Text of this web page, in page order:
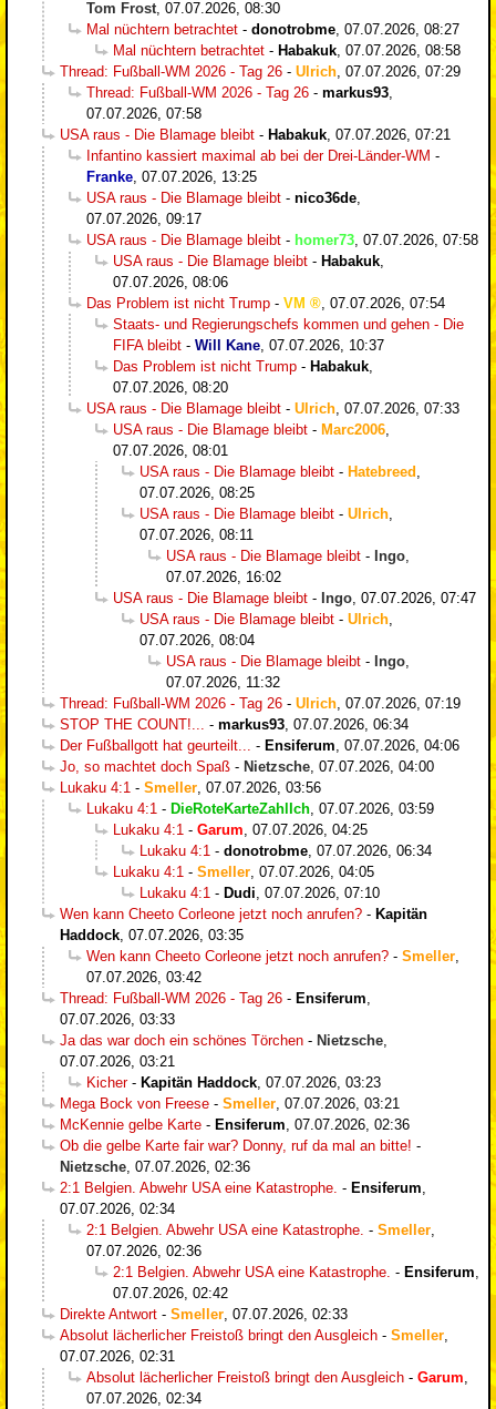
Tom Frost 07.07.2026, 08:30
Mal nüchtern betrachtet - donotrobme 07.07.2026, 08:27
Mal nüchtern betrachtet - Habakuk 07.07.2026, 08:58
Thread: Fußball-WM 2026 - Tag 26 - Ulrich 07.07.2026, 07:29
Thread: Fußball-WM 2026 - Tag 26 - markus93
07.07.2026, 07:58
USA raus - Die Blamage bleibt - Habakuk 07.07.2026, 07:21
Infantino kassiert maximal ab bei der Drei-Länder-WM -
Franke 07.07.2026, 13:25
USA raus - Die Blamage bleibt - nico36de
07.07.2026, 09:17
USA raus - Die Blamage bleibt - homer73 07.07.2026, 07:58
USA raus - Die Blamage bleibt - Habakuk
07.07.2026, 08:06
Das Problem ist nicht Trump - VM
07.07.2026, 07:54
Staats- und Regierungschefs kommen und gehen - Die
FIFA bleibt - Will Kane 07.07.2026, 10:37
Das Problem ist nicht Trump - Habakuk
07.07.2026, 08:20
USA raus - Die Blamage bleibt - Ulrich 07.07.2026, 07:33
USA raus - Die Blamage bleibt - Marc2006
07.07.2026, 08:01
USA raus - Die Blamage bleibt - Hatebreed
07.07.2026, 08:25
USA raus - Die Blamage bleibt - Ulrich
07.07.2026, 08:11
USA raus - Die Blamage bleibt - Ingo
07.07.2026, 16:02
USA raus - Die Blamage bleibt - Ingo 07.07.2026, 07:47
USA raus - Die Blamage bleibt - Ulrich
07.07.2026, 08:04
USA raus - Die Blamage bleibt - Ingo
07.07.2026, 11:32
Thread: Fußball-WM 2026 - Tag 26 - Ulrich 07.07.2026, 07:19
STOP THE COUNT!...
- markus93 07.07.2026, 06:34
Der Fußballgott hat geurteilt...
- Ensiferum 07.07.2026, 04:06
Jo, so machtet doch Spaß - Nietzsche 07.07.2026, 04:00
Lukaku 4:1 - Smeller 07.07.2026, 03:56
Lukaku 4:1 - DieRoteKarteZahlIch 07.07.2026, 03:59
Lukaku 4:1 - Garum 07.07.2026, 04:25
Lukaku 4:1 - donotrobme 07.07.2026, 06:34
Lukaku 4:1 - Smeller 07.07.2026, 04:05
Lukaku 4:1 - Dudi 07.07.2026, 07:10
Wen kann Cheeto Corleone jetzt noch anrufen? - Kapitän
Haddock 07.07.2026, 03:35
Wen kann Cheeto Corleone jetzt noch anrufen? - Smeller
07.07.2026, 03:42
Thread: Fußball-WM 2026 - Tag 26 - Ensiferum
07.07.2026, 03:33
Ja das war doch ein schönes Törchen - Nietzsche
07.07.2026, 03:21
Kicher- Kapitän Haddock 07.07.2026, 03:23
Mega Bock von Freese - Smeller 07.07.2026, 03:21
McKennie gelbe Karte - Ensiferum 07.07.2026, 02:36
Ob die gelbe Karte fair war? Donny, ruf da mal an bitte! -
Nietzsche 07.07.2026, 02:36
2:1 Belgien. Abwehr USA eine Katastrophe. - Ensiferum
07.07.2026, 02:34
2:1 Belgien. Abwehr USA eine Katastrophe. - Smeller
07.07.2026, 02:36
2:1 Belgien. Abwehr USA eine Katastrophe. - Ensiferum
07.07.2026, 02:42
Direkte Antwort - Smeller 07.07.2026, 02:33
Absolut lächerlicher Freistoß bringt den Ausgleich - Smeller
07.07.2026, 02:31
Absolut lächerlicher Freistoß bringt den Ausgleich - Garum
07.07.2026, 02:34